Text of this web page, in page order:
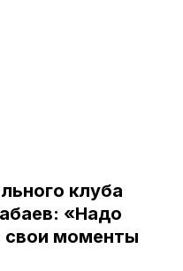
клуба
«Надо
свои моменты